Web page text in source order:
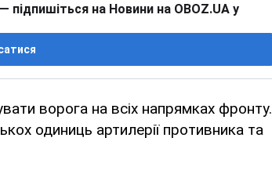
підпишіться на Новини на OBOZ.UA у
ворога на всіх напрямках фронту.
одиниць артилерії противника та